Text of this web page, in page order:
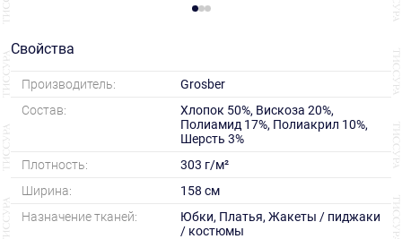
Свойства
Производитель:
Grosber
Состав:
Хлопок 50%, Вискоза 20%,
Полиамид 17%, Полиакрил 10%,
Шерсть 3%
Плотность:
303 г/м²
Ширина:
158 см
Назначение тканей:
Юбки, Платья, Жакеты / пиджаки
/ костюмы